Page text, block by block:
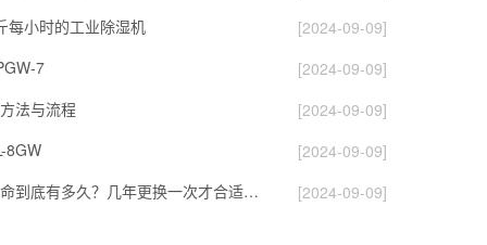
每小时的工业除湿机
[2024-09-09]
7
[2024-09-09]
法与流程
[2024-09-09]
8GW
[2024-09-09]
除湿转轮的寿命到底有多久？几年更换一次才合适呢？
[2024-09-09]